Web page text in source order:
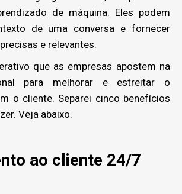
de máquina. Eles podem
de uma conversa e fornecer
e relevantes.
que as empresas apostem na
para melhorar e estreitar o
o cliente. Separei cinco benefícios
Veja abaixo.
ao cliente 24/7